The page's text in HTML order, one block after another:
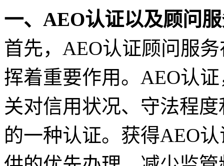
一、AEO认证以及顾问
首先，AEO认证顾问服
挥着重要作用。AEO认
关对信用状况、守法程
的一种认证。获得AEO